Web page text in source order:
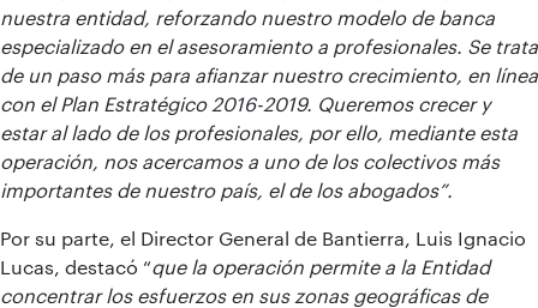
nuestra entidad, reforzando nuestro modelo de banca
especializado en el asesoramiento a profesionales. Se trata
de un paso más para afianzar nuestro crecimiento, en línea
con el Plan Estratégico 2016-2019. Queremos crecer y
estar al lado de los profesionales, por ello, mediante esta
operación, nos acercamos a uno de los colectivos más
importantes de nuestro país, el de los abogados”.
Por su parte, el Director General de Bantierra, Luis Ignacio
Lucas, destacó “que la operación permite a la Entidad
concentrar los esfuerzos en sus zonas geográficas de